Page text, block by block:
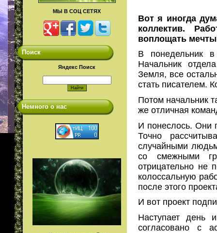
МЫ В СОЦ СЕТЯХ
Поиск
Яндекс Поиск
Немного о нас
Вот я иногда
коллектив.
воплощать
В понедельник
Начальник
Земля, все
стать
Потом начальник
же отличная
И понеслось. Они
Точно
случайными
со смежными
отрицательно не
колоссальную
после этого
И вот проект
Наступает день
согласовано с